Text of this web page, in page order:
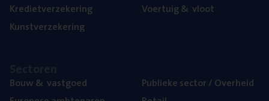
Kre­diet­ver­ze­ke­ring
Kunst­ver­ze­ke­ring
Voer­tuig& vloot
Bouw& vastgoed
Publie­ke sec­tor / Overheid